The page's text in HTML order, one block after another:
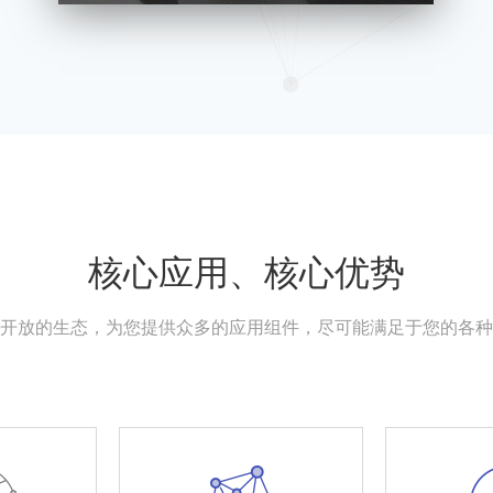
核心应用、核心优势
放的生态，为您提供众多的应用组件，尽可能满足于您的各